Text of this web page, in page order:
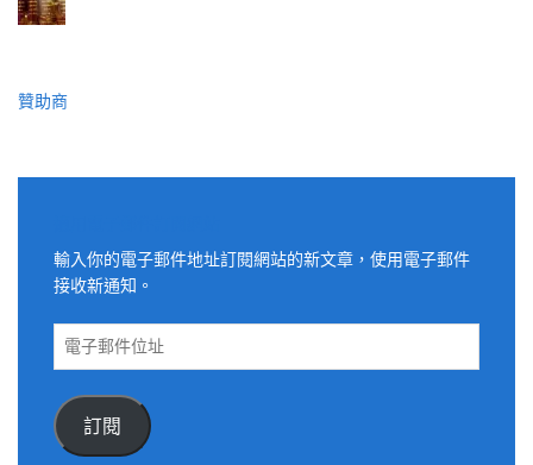
贊助商
輸入你的電子郵件地址訂閱網站的新文章，使用電子郵件
接收新通知。
電
件
位
訂閱